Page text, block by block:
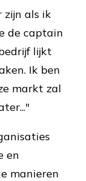
zijn als ik
de captain
lijkt
Ik ben
markt zal
en
manieren